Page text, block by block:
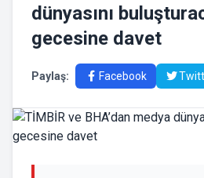
dünyasını
gecesine davet
Paylaş: Facebook